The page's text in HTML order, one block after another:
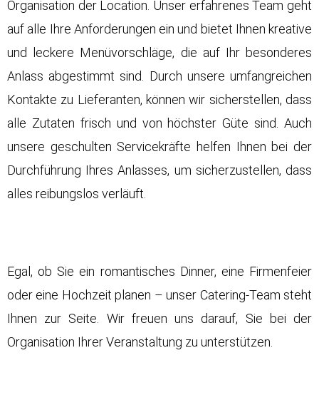
Organisation der Location. Unser erfahrenes Team geht
auf alle Ihre Anforderungen ein und bietet Ihnen kreative
und leckere Menüvorschläge, die auf Ihr besonderes
Anlass abgestimmt sind. Durch unsere umfangreichen
Kontakte zu Lieferanten, können wir sicherstellen, dass
alle Zutaten frisch und von höchster Güte sind. Auch
unsere geschulten Servicekräfte helfen Ihnen bei der
Durchführung Ihres Anlasses, um sicherzustellen, dass
alles reibungslos verläuft.
Egal, ob Sie ein romantisches Dinner, eine Firmenfeier
oder eine Hochzeit planen – unser Catering-Team steht
Ihnen zur Seite. Wir freuen uns darauf, Sie bei der
Organisation Ihrer Veranstaltung zu unterstützen.